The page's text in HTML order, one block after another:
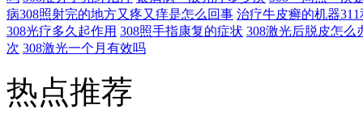
病308照射完的地方又疼又痒是怎么回事 治疗牛皮癣的机器
308光疗多久起作用 308照手指康复的症状 308激光后脱皮怎么
次 308激光一个月有效吗
热点推荐